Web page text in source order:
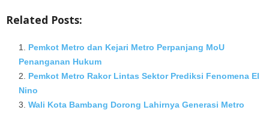
Related Posts:
Pemkot Metro dan Kejari Metro Perpanjang MoU
Penanganan Hukum
Pemkot Metro Rakor Lintas Sektor Prediksi Fenomena El
Nino
Wali Kota Bambang Dorong Lahirnya Generasi Metro